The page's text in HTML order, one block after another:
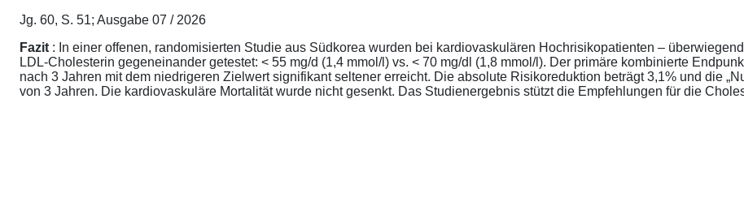
Jg. 60, S. 51; Ausgabe 07 / 2026
Fazit : In einer offenen, randomisierten Studie aus Südkorea wurden bei kardiovaskulären Hochrisikopatienten –
LDL-Cholesterin gegeneinander getestet: < 55 mg/d (1,4 mmol/l) vs. < 70 mg/dl (1,8 mmol/l). Der primäre kombinierte
nach 3 Jahren mit dem niedrigeren Zielwert signifikant seltener erreicht. Die absolute Risikoreduktion beträgt 3,1% und die
von 3 Jahren. Die kardiovaskuläre Mortalität wurde nicht gesenkt. Das Studienergebnis stützt die Empfehlungen für die